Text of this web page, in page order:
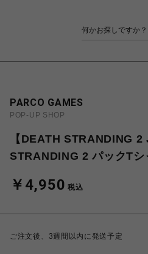
PARCO GAMES
POP-UP SHOP
【DEATH STRANDING
STRANDING 2 パックT
￥4,950 税込
ご注文後、3週間以内に発送予定